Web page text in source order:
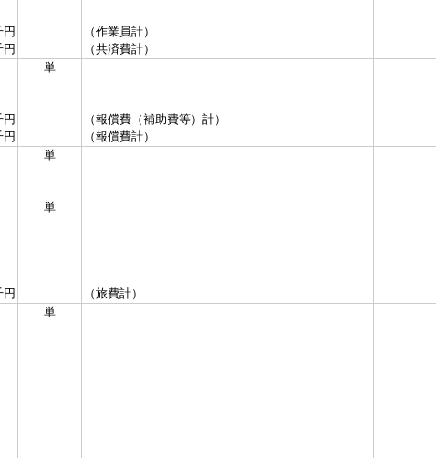
円 （作業員計）
円 （共済費計）
単
円 （報償費（補助費等）計）
円 （報償費計）
単
単
円 （旅費計）
単